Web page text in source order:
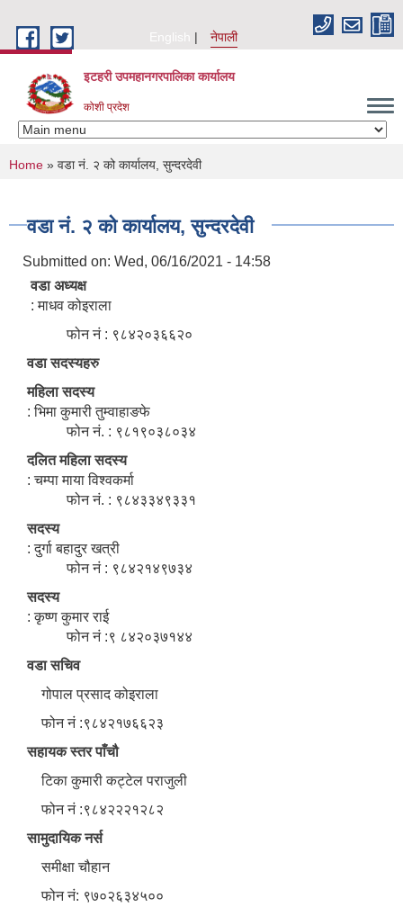
English
नेपाली
इटहरी उपमहानगरपालिका कार्यालय
कोशी प्रदेश
You are here
Home » वडा नं. २ को कार्यालय, सुन्दरदेवी
वडा नं. २ को कार्यालय, सुन्दरदेवी
Submitted on: Wed, 06/16/2021 - 14:58
वडा अध्यक्ष
: माधव कोइराला
फोन नं : ९८४२०३६६२०
वडा सदस्यहरु
महिला सदस्य
: भिमा कुमारी तुम्वाहाङफे
फोन नं. : ९८१९०३८०३४
दलित महिला सदस्य
: चम्पा माया विश्वकर्मा
फोन नं. : ९८४३३४९३३१
सदस्य
: दुर्गा बहादुर खत्री
फोन नं : ९८४२१४९७३४
सदस्य
: कृष्ण कुमार राई
फोन नं :९ ८४२०३७१४४
वडा सचिव
गोपाल प्रसाद कोइराला
फोन नं :९८४२१७६६२३
सहायक स्तर पाँचौ
टिका कुमारी कट्टेल पराजुली
फोन नं :९८४२२२१२८२
सामुदायिक नर्स
समीक्षा चौहान
फोन नं: ९७०२६३४५००